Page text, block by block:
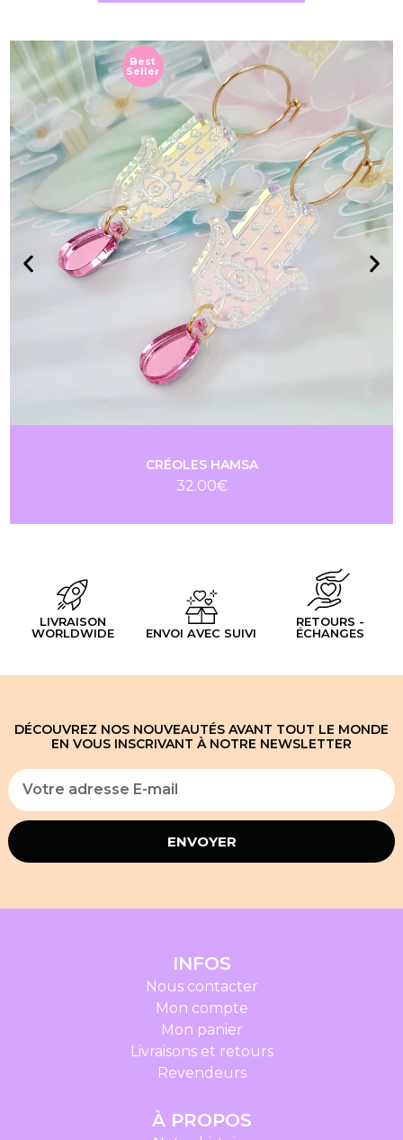
CRÉOLES HAMSA
32.00€
Best
Seller
LIVRAISON
WORLDWIDE
ENVOI AVEC SUIVI
RETOURS -
ÉCHANGES
DÉCOUVREZ NOS NOUVEAUTÉS AVANT TOUT LE MONDE
EN VOUS INSCRIVANT À NOTRE NEWSLETTER
ENVOYER
INFOS
Nous contacter
Mon compte
Mon panier
Livraisons et retours
Revendeurs
À PROPOS